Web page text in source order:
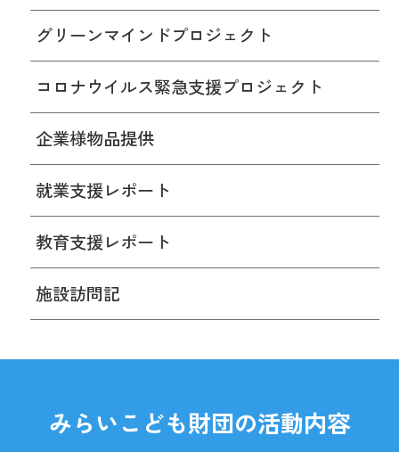
グリーンマインドプロジェクト
コロナウイルス緊急支援プロジェクト
企業様物品提供
就業支援レポート
教育支援レポート
施設訪問記
みらいこども財団の活動内容